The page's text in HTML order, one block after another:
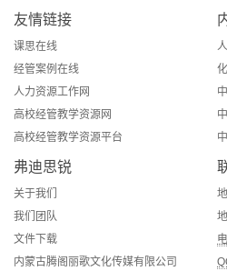
友情链接
课思在线
经管案例在线
人力资源工作网
高校经管教学资源网
高校经管教学资源平台
弗迪思锐
关于我们
我们团队
文件下载
内蒙古腾阁丽歌文化传媒有限公司